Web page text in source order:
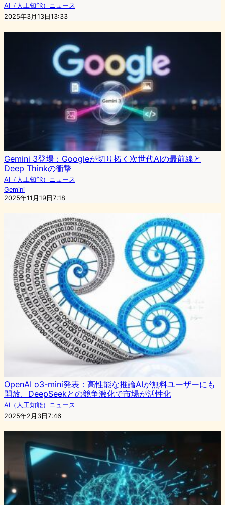
AI（人工知能）ニュース
2025年3月13日13:33
Gemini 3登場：Googleが切り拓く次世代AIの最前線と
Deep Thinkの衝撃
AI（人工知能）ニュース
Gemini
2025年11月19日7:18
OpenAI o3-mini発表：高性能な推論AIが無料ユーザーにも
開放、DeepSeekとの競争激化で市場が活性化
AI（人工知能）ニュース
2025年2月3日7:46